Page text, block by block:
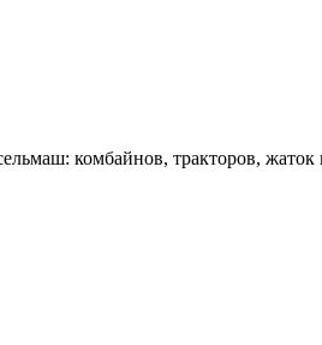
комбайнов, тракторов,